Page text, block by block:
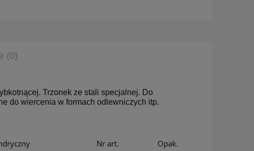
(0)
Trzonek ze stali specjalnej. Do
do wiercenia w formach odlewniczych itp.
Nr art. Opak.